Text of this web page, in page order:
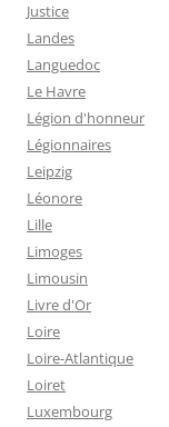
Justice
Landes
Languedoc
Le Havre
Légion d'honneur
Légionnaires
Leipzig
Léonore
Lille
Limoges
Limousin
Livre d'Or
Loire
Loire-Atlantique
Loiret
Luxembourg